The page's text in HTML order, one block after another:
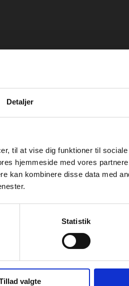
Detaljer
til at vise dig funktioner til
hjemmeside med vores
kan kombinere disse data med
Statistik
valgte